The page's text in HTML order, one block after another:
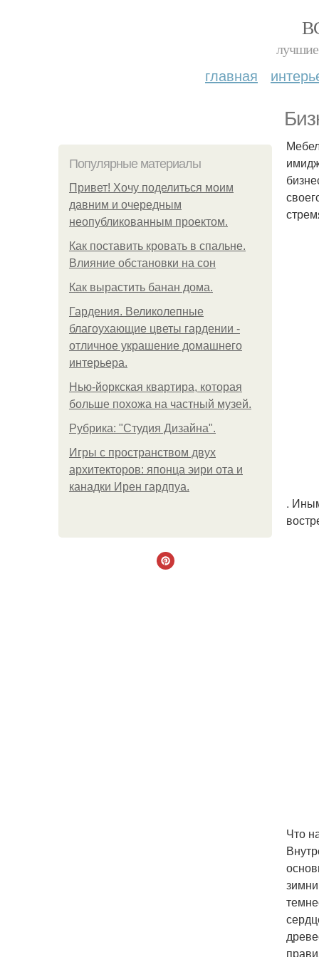
лучшие
главная
Популярные материалы
Привет! Хочу поделиться моим
давним и очередным
неопубликованным проектом.
Как поставить кровать в спальне.
Влияние обстановки на сон
Как вырастить банан дома.
Гардения. Великолепные
благоухающие цветы гардении -
отличное украшение домашнего
интерьера.
Нью-йоркская квартира, которая
больше похожа на частный музей.
Рубрика: "Студия Дизайна".
Игры с пространством двух
архитекторов: японца эири ота и
канадки Ирен гардпуа.
.
Что